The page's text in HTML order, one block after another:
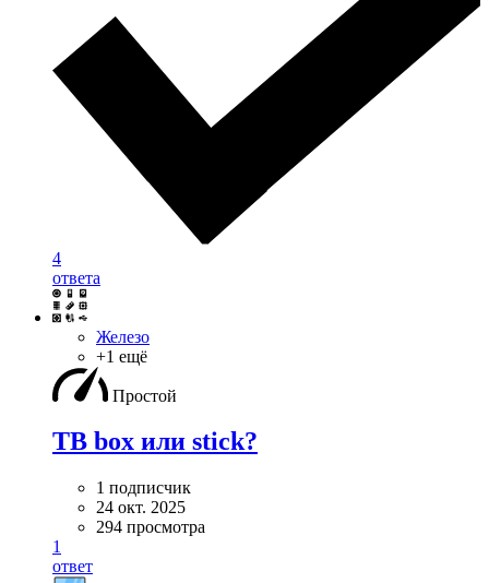
4
ответа
Железо
+1 ещё
Простой
ТВ box или stick?
1 подписчик
24 окт. 2025
294 просмотра
1
ответ